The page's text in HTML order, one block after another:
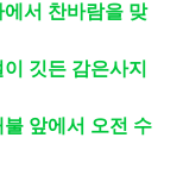
서 찬바람을 맞
깃든 감은사지
앞에서 오전 수